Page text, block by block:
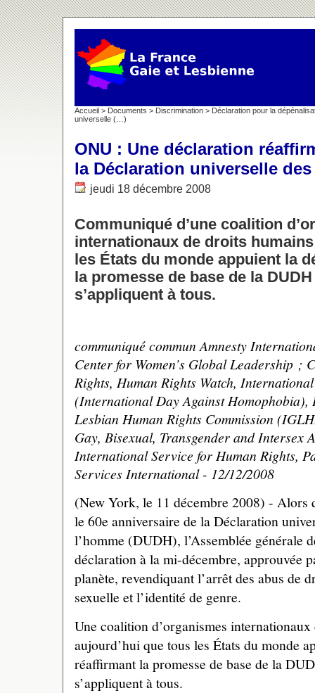
Accueil > Documents > Discrimination > Déclaration pour la
universelle (…)
ONU : Une déclaration
la Déclaration universelle
jeudi 18 décembre 2008
Communiqué d’une coalition
internationaux de droits
les États du monde appuient la
la promesse de base de la
s’appliquent à tous.
communiqué commun Amnesty
Center for Women’s Global Leadership ;
Rights, Human Rights Watch,
(International Day Against
Lesbian Human Rights Commission
Gay, Bisexual, Transgender and Intersex
International Service for Human Rights,
Services International - 12/12/2008
(New York, le 11 décembre 2008) - Alors
le 60e anniversaire de la Déclaration
l’homme (DUDH), l’Assemblée générale
déclaration à la mi-décembre, approuvée
planète, revendiquant l’arrêt des abus de
sexuelle et l’identité de genre.
Une coalition d’organismes
aujourd’hui que tous les États du monde
réaffirmant la promesse de base de la
s’appliquent à tous.